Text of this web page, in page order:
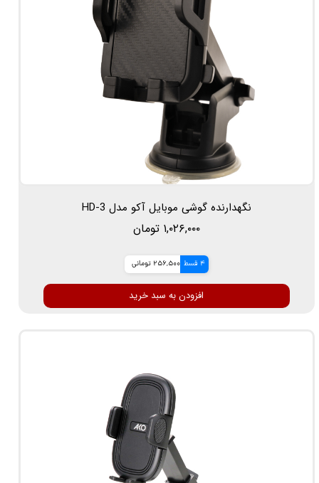
نگهدارنده گوشی موبایل آکو مدل HD-3
۱,۰۲۶,۰۰۰ تومان
4 قسط 256,500 تومانی
افزودن به سبد خرید